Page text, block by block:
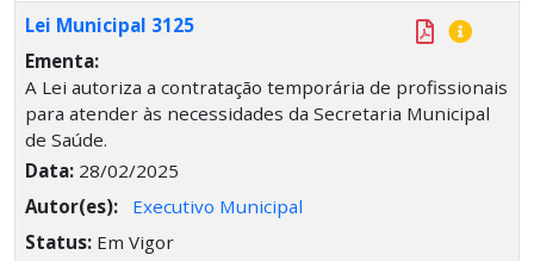
Lei Municipal 3125
Ementa:
A Lei autoriza a contratação temporária de profissionais
para atender às necessidades da Secretaria Municipal
de Saúde.
Data: 28/02/2025
Autor(es):
Executivo Municipal
Status: Em Vigor